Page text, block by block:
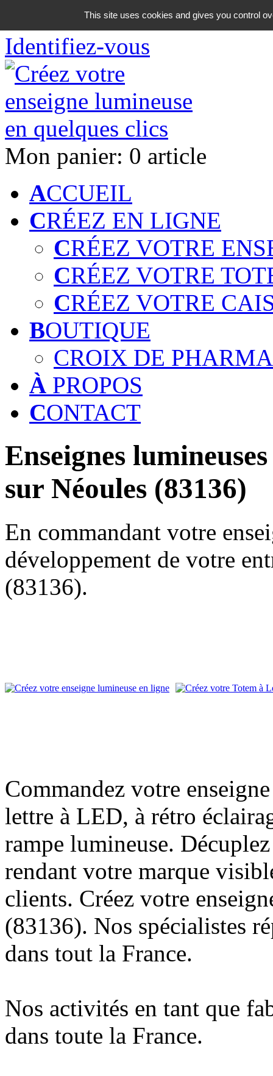
06 18 42 08 59
Identifiez-vous
Mon panier: 0 article
ACCUEIL
CRÉEZ EN LIGNE
CRÉEZ VOTRE
CRÉEZ VOTRE
CRÉEZ VOTRE
BOUTIQUE
CROIX DE
À PROPOS
CONTACT
Enseignes
sur Néoules (83136)
En commandant votre
développement de votre
(83136).
Commandez votre
lettre à LED, à rétro
rampe lumineuse.
rendant votre marque
clients. Créez votre
(83136). Nos spécialistes
dans tout la France.
Nos activités en tant que
dans toute la France.
This site uses cookies and gives you control